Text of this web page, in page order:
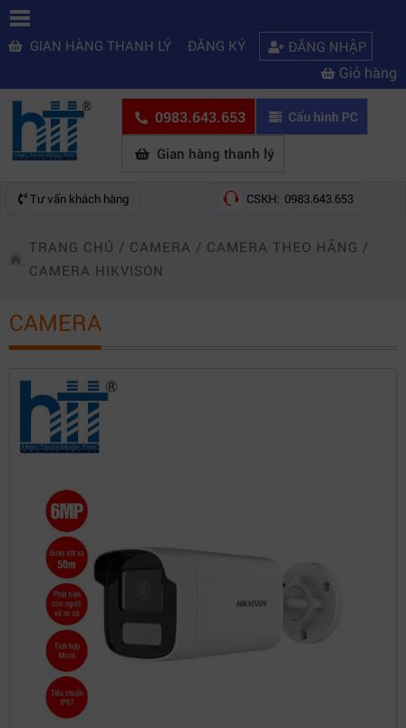
GIAN HÀNG THANH LÝ ĐĂNG KÝ ĐĂNG NHẬP
Giỏ hàng
0983.643.653 Cấu hình PC
Gian hàng thanh lý
Tư vấn khách hàng CSKH: 0983.643.653
TRANG CHỦ / CAMERA / CAMERA THEO HÃNG /
CAMERA HIKVISON
CAMERA